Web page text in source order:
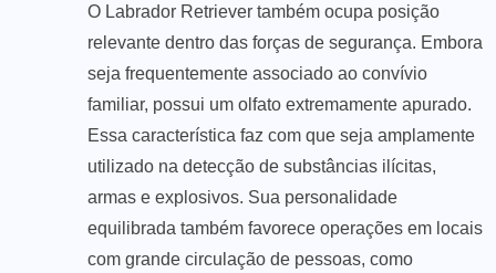
O Labrador Retriever também ocupa posição
relevante dentro das forças de segurança. Embora
seja frequentemente associado ao convívio
familiar, possui um olfato extremamente apurado.
Essa característica faz com que seja amplamente
utilizado na detecção de substâncias ilícitas,
armas e explosivos. Sua personalidade
equilibrada também favorece operações em locais
com grande circulação de pessoas, como